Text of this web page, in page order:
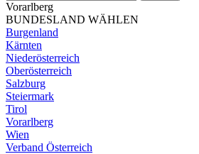
Vorarlberg
BUNDESLAND WÄHLEN
Burgenland
Kärnten
Niederösterreich
Oberösterreich
Salzburg
Steiermark
Tirol
Vorarlberg
Wien
Verband Österreich